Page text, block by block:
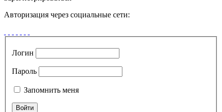
Авторизация через социальные сети:
Логин
Пароль
Запомнить меня